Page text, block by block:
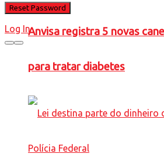
Anvisa registra 5 novas
para tratar diabetes
Log In